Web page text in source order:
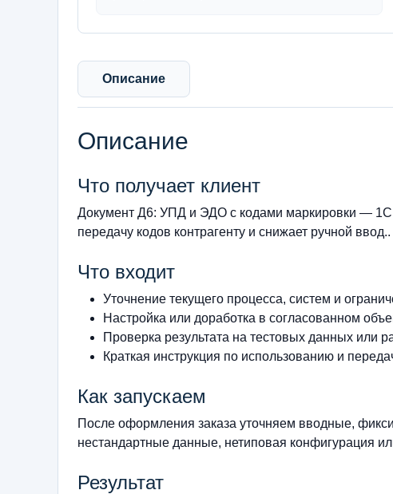
Описание
Описание
Что получает клиент
Документ Д6: УПД и ЭДО с кодами маркировки —
передачу кодов контрагенту и снижает ручной ввод..
Что входит
Уточнение текущего процесса, систем и
Настройка или доработка в согласованном
Проверка результата на тестовых данных или
Краткая инструкция по использованию и
Как запускаем
После оформления заказа уточняем вводные,
нестандартные данные, нетиповая конфигурация
Результат